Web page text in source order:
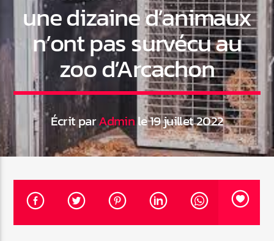
En ce moment
Titre
Artiste
une dizaine d’animaux
n’ont pas survécu au
zoo d’Arcachon
Écrit parAdminle 19 juillet 2022